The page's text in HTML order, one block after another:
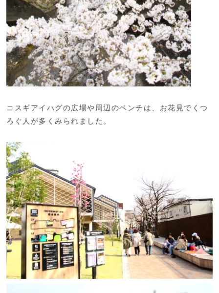
コスギアイハグの広場や周辺のベンチは、お花見でくつ
ろぐ人が多くみられました。